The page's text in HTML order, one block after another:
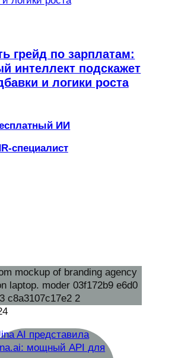
грейд по зарплатам:
интеллект подскажет
и логики роста
ИИ
специалист